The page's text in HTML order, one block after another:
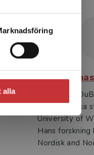
alla
Thomas A.
Skandinaviska
University of
Hans forskning
Nordisk and